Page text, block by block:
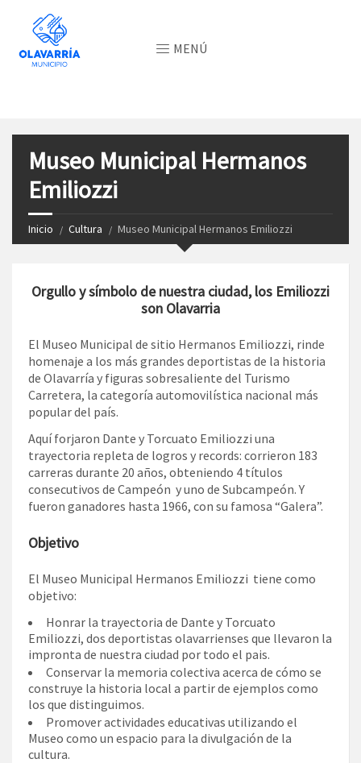
MENÚ
Museo Municipal Hermanos
Emiliozzi
Inicio Cultura Museo Municipal Hermanos Emiliozzi
Orgullo y símbolo de nuestra ciudad, los Emiliozzi
son Olavarria
El Museo Municipal de sitio Hermanos Emiliozzi, rinde
homenaje a los más grandes deportistas de la historia
de Olavarría y figuras sobresaliente del Turismo
Carretera, la categoría automovilística nacional más
popular del país.
Aquí forjaron Dante y Torcuato Emiliozzi una
trayectoria repleta de logros y records: corrieron 183
carreras durante 20 años, obteniendo 4 títulos
consecutivos de Campeón y uno de Subcampeón. Y
fueron ganadores hasta 1966, con su famosa “Galera”.
Objetivo
El Museo Municipal Hermanos Emiliozzi tiene como
objetivo:
Honrar la trayectoria de Dante y Torcuato
Emiliozzi, dos deportistas olavarrienses que llevaron la
impronta de nuestra ciudad por todo el pais.
Conservar la memoria colectiva acerca de cómo se
construye la historia local a partir de ejemplos como
los que distinguimos.
Promover actividades educativas utilizando el
Museo como un espacio para la divulgación de la
cultura.